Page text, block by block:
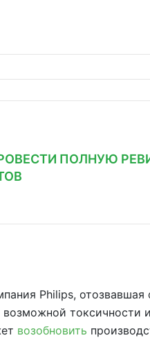
ПОЛНУЮ
Philips,
возможной токсичности
возобновить